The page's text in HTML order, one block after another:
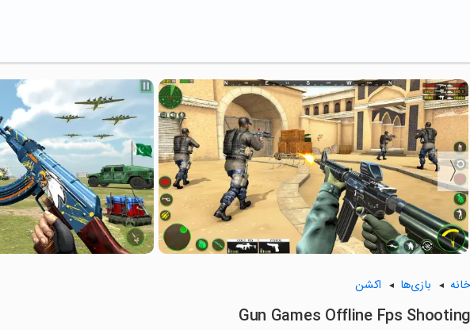
〈
خانه بازی‌ها اکشن
Gun Games Offline Fps Shooting